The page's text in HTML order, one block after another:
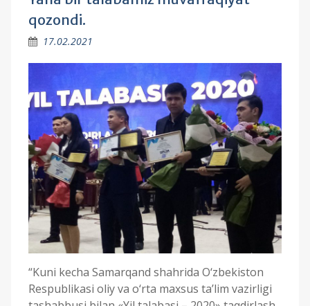
qozondi.
17.02.2021
“Kuni kecha Samarqand shahrida O‘zbekiston
Respublikasi oliy va o‘rta maxsus ta’lim vazirligi